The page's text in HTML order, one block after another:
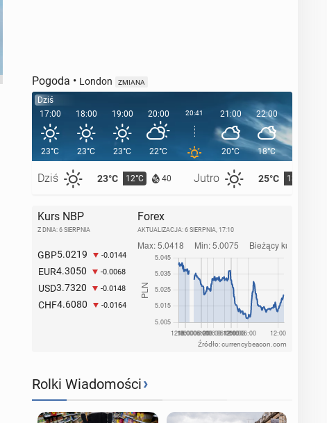
Pogoda • London ZMIANA
Dziś
17:00
23°C
Dziś 23°C 12°C 40 Jutro 25°C 13°C
18:00
23°C
19:00
23°C
20:00
22°C
20:41 21:00
20°C
22:00
18°C
23:00
Kurs NBP
Z DNIA: 6 SIERPNIA
GBP5.0219 -0.0144
EUR4.3050 -0.0068
USD3.7320 -0.0148
CHF4.6080 -0.0164
Forex
AKTUALIZACJA: 6 SIERPNIA, 17:10
Źródło: currencybeacon.com
Rolki Wiadomości›